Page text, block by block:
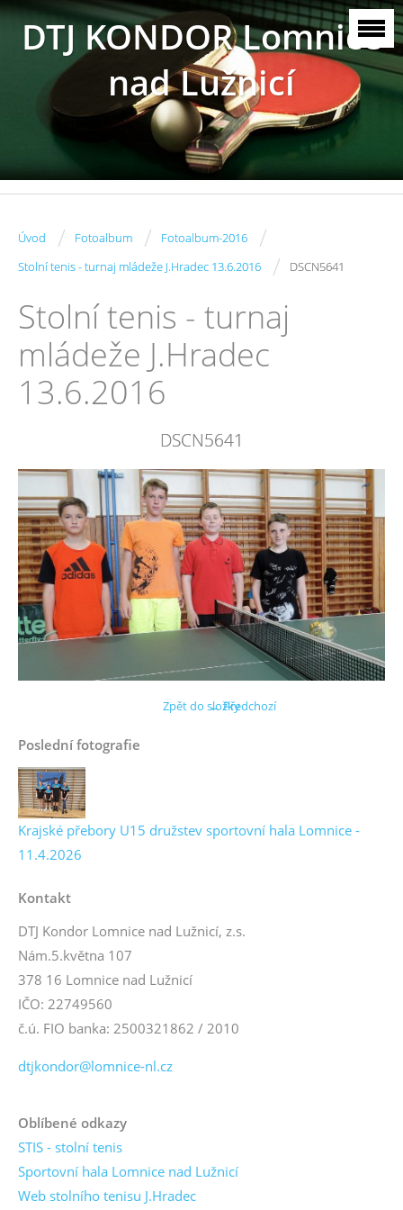
DTJ KONDOR Lomnice
nad Lužnicí
Úvod / Fotoalbum / Fotoalbum-2016 /
Stolní tenis - turnaj mládeže J.Hradec 13.6.2016 / DSCN5641
Stolní tenis - turnaj
mládeže J.Hradec
13.6.2016
DSCN5641
← Předchozí
Zpět do složky
Poslední fotografie
Krajské přebory U15 družstev sportovní hala Lomnice -
11.4.2026
Kontakt
DTJ Kondor Lomnice nad Lužnicí, z.s.
Nám.5.května 107
378 16 Lomnice nad Lužnicí
IČO: 22749560
č.ú. FIO banka: 2500321862 / 2010
dtjkondor@lomnice-nl.cz
Oblíbené odkazy
STIS - stolní tenis
Sportovní hala Lomnice nad Lužnicí
Web stolního tenisu J.Hradec